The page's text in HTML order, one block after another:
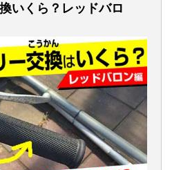
いくら？レッドバロ